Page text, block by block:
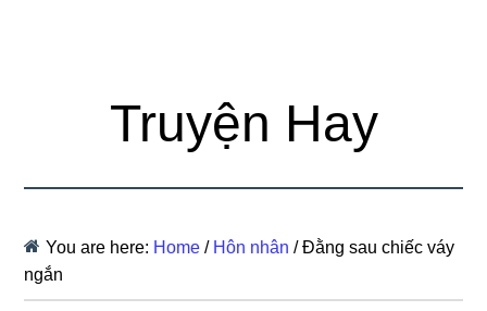
Truyện Hay
You are here: Home / Hôn nhân /Đằng sau chiếc váy
ngắn